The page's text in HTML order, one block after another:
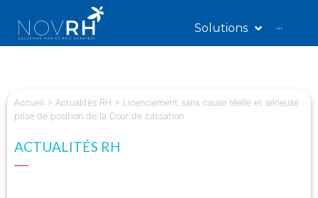
Solutions ···
Accueil > Actualités RH > Licenciement sans cause réelle et sérieuse :
prise de position de la Cour de cassation
ACTUALITÉS RH